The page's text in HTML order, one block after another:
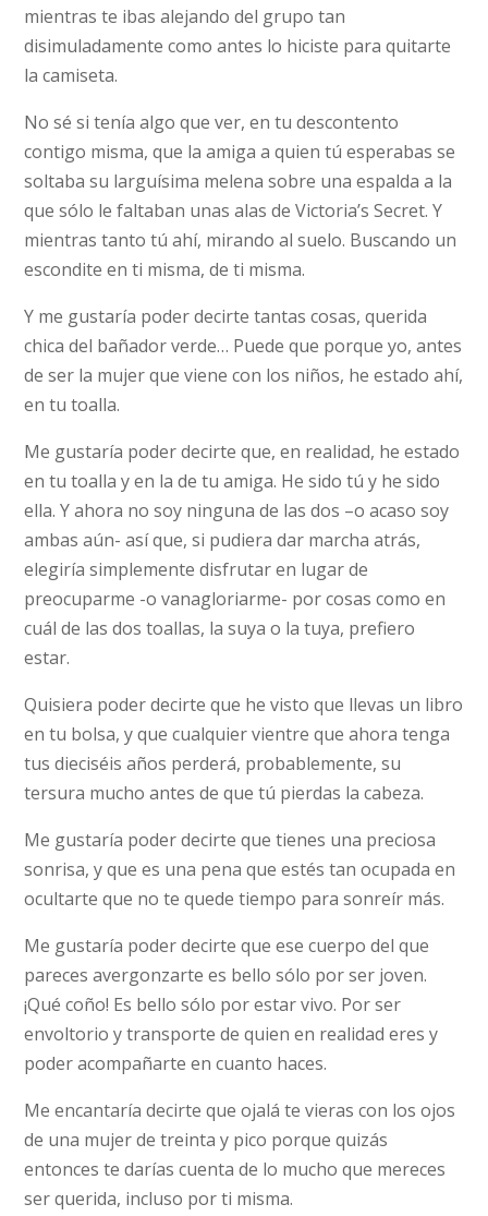
mientras te ibas alejando del grupo tan
disimuladamente como antes lo hiciste para quitarte
la camiseta.
No sé si tenía algo que ver, en tu descontento
contigo misma, que la amiga a quien tú esperabas se
soltaba su larguísima melena sobre una espalda a la
que sólo le faltaban unas alas de Victoria’s Secret. Y
mientras tanto tú ahí, mirando al suelo. Buscando un
escondite en ti misma, de ti misma.
Y me gustaría poder decirte tantas cosas, querida
chica del bañador verde… Puede que porque yo, antes
de ser la mujer que viene con los niños, he estado ahí,
en tu toalla.
Me gustaría poder decirte que, en realidad, he estado
en tu toalla y en la de tu amiga. He sido tú y he sido
ella. Y ahora no soy ninguna de las dos –o acaso soy
ambas aún- así que, si pudiera dar marcha atrás,
elegiría simplemente disfrutar en lugar de
preocuparme -o vanagloriarme- por cosas como en
cuál de las dos toallas, la suya o la tuya, prefiero
estar.
Quisiera poder decirte que he visto que llevas un libro
en tu bolsa, y que cualquier vientre que ahora tenga
tus dieciséis años perderá, probablemente, su
tersura mucho antes de que tú pierdas la cabeza.
Me gustaría poder decirte que tienes una preciosa
sonrisa, y que es una pena que estés tan ocupada en
ocultarte que no te quede tiempo para sonreír más.
Me gustaría poder decirte que ese cuerpo del que
pareces avergonzarte es bello sólo por ser joven.
¡Qué coño! Es bello sólo por estar vivo. Por ser
envoltorio y transporte de quien en realidad eres y
poder acompañarte en cuanto haces.
Me encantaría decirte que ojalá te vieras con los ojos
de una mujer de treinta y pico porque quizás
entonces te darías cuenta de lo mucho que mereces
ser querida, incluso por ti misma.